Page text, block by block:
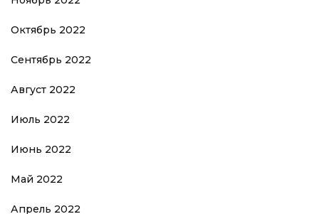
Октябрь 2022
Сентябрь 2022
Август 2022
Июль 2022
Июнь 2022
Май 2022
Апрель 2022